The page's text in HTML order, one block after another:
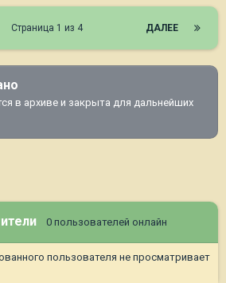
ДАЛЕЕ
Страница 1 из 4
в архиве и закрыта для дальнейших
0 пользователей онлайн
пользователя не просматривает